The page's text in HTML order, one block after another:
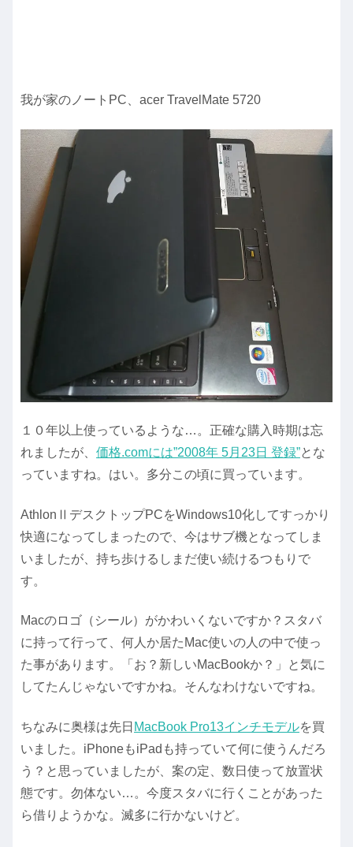
我が家のノートPC、acer TravelMate 5720
１０年以上使っているような…。正確な購入時期は忘
れましたが、 価格.comには”2008年 5月23日 登録”とな
っていますね。はい。多分この頃に買っています。
AthlonⅡデスクトップPCをWindows10化してすっかり
快適になってしまったので、今はサブ機となってしま
いましたが、持ち歩けるしまだ使い続けるつもりで
す。
Macのロゴ（シール）がかわいくないですか？スタバ
に持って行って、何人か居たMac使いの人の中で使っ
た事があります。「お？新しいMacBookか？」と気に
してたんじゃないですかね。そんなわけないですね。
ちなみに奥様は先日 MacBook Pro13インチモデルを買
いました。iPhoneもiPadも持っていて何に使うんだろ
う？と思っていましたが、案の定、数日使って放置状
態です。勿体ない…。今度スタバに行くことがあった
ら借りようかな。滅多に行かないけど。